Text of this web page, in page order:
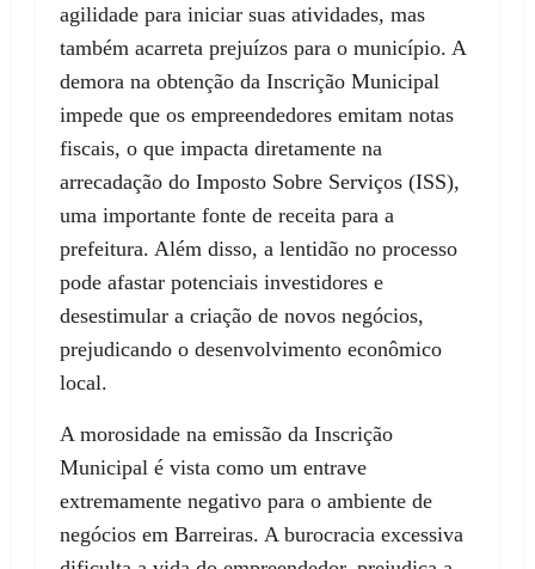
agilidade para iniciar suas atividades, mas
também acarreta prejuízos para o município. A
demora na obtenção da Inscrição Municipal
impede que os empreendedores emitam notas
fiscais, o que impacta diretamente na
arrecadação do Imposto Sobre Serviços (ISS),
uma importante fonte de receita para a
prefeitura. Além disso, a lentidão no processo
pode afastar potenciais investidores e
desestimular a criação de novos negócios,
prejudicando o desenvolvimento econômico
local.
A morosidade na emissão da Inscrição
Municipal é vista como um entrave
extremamente negativo para o ambiente de
negócios em Barreiras. A burocracia excessiva